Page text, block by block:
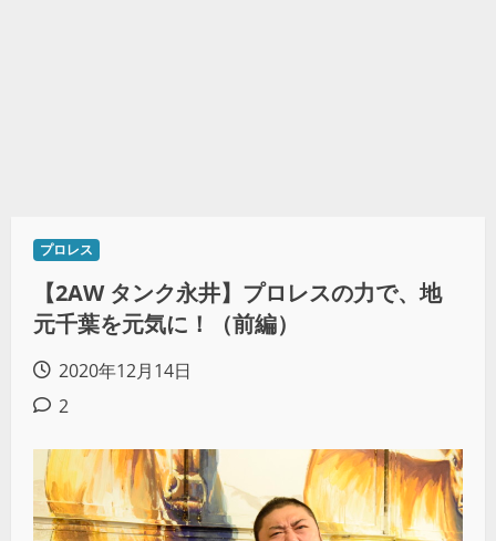
プロレス
【2AW タンク永井】プロレスの力で、地
元千葉を元気に！（前編）
2020年12月14日
2